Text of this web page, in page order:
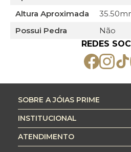
Altura Aproximada
Possui Pedra
Não
REDES
SOBRE A JÓIAS PRIME
INSTITUCIONAL
ATENDIMENTO